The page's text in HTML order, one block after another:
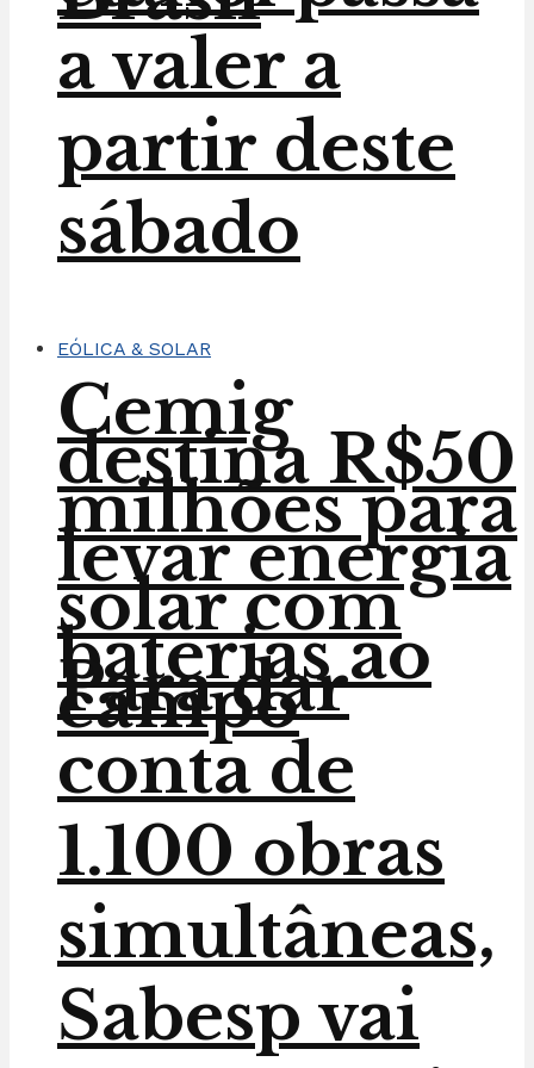
Cemig
destina R$50
milhões para
levar energia
solar com
baterias ao
campo
a valer a
partir deste
sábado
EÓLICA & SOLAR
Para dar
conta de
1.100 obras
simultâneas,
Sabesp vai